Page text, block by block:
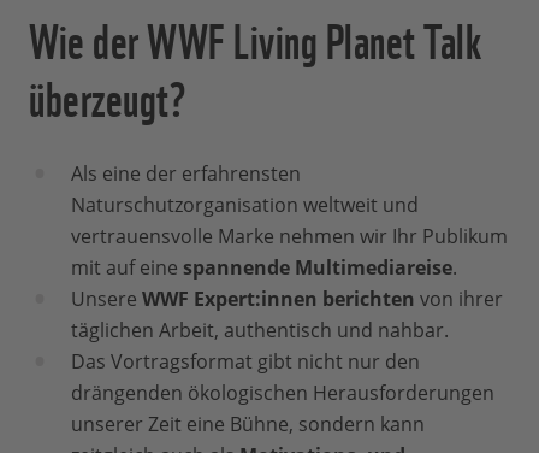
Wie der WWF Living Planet Talk
überzeugt?
Als eine der erfahrensten
Naturschutzorganisation weltweit und
vertrauensvolle Marke nehmen wir Ihr Publikum
mit auf eine spannende Multimediareise.
Unsere WWF Expert:innen berichten von ihrer
täglichen Arbeit, authentisch und nahbar.
Das Vortragsformat gibt nicht nur den
drängenden ökologischen Herausforderungen
unserer Zeit eine Bühne, sondern kann